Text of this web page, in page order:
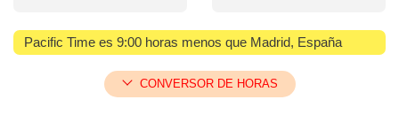
Pacific Time es 9:00 horas menos que Madrid, España
CONVERSOR DE HORAS